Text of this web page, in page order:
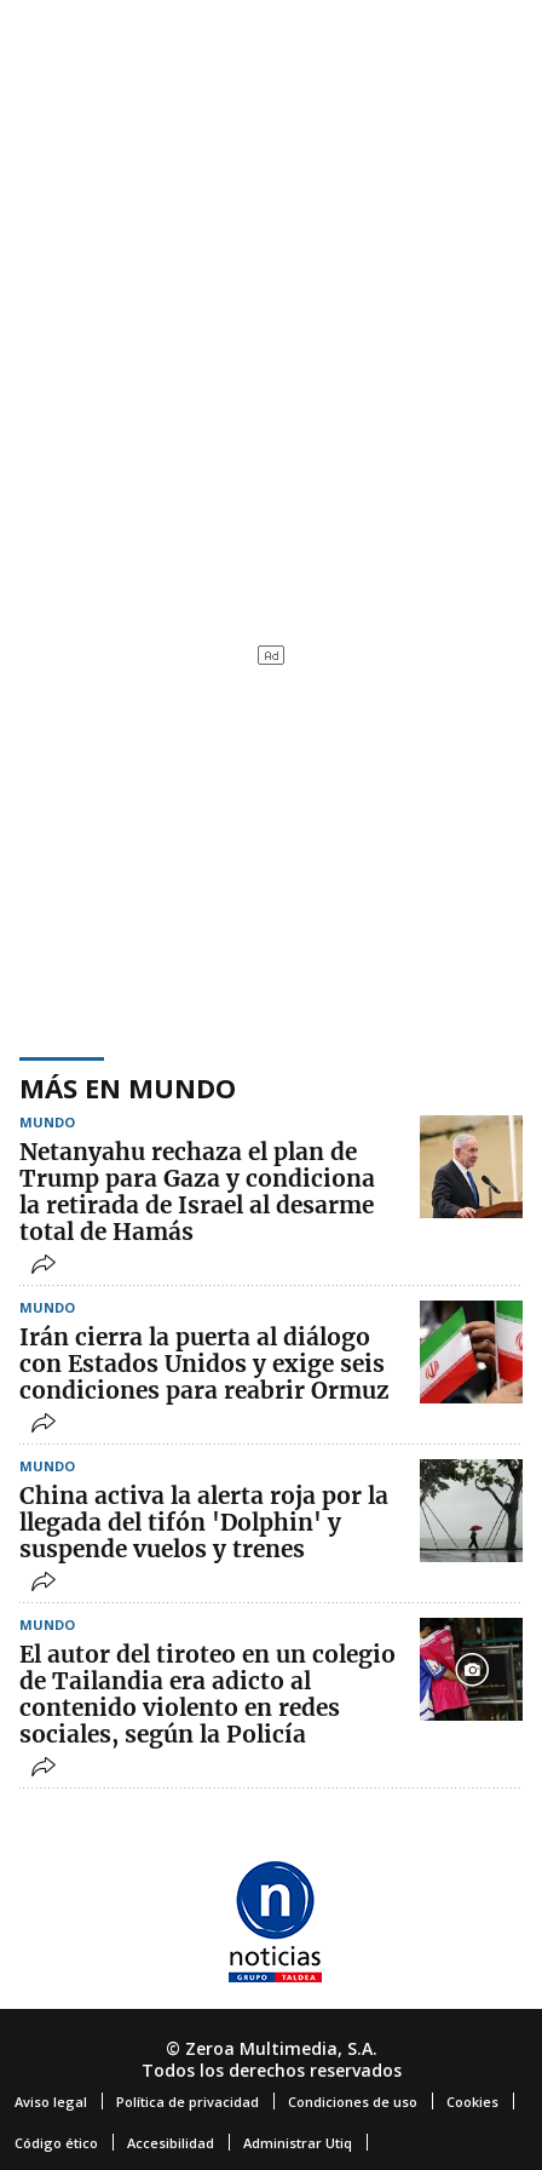
MÁS EN MUNDO
MUNDO
Netanyahu rechaza el plan de
Trump para Gaza y condiciona
la retirada de Israel al desarme
total de Hamás
MUNDO
Irán cierra la puerta al diálogo
con Estados Unidos y exige seis
condiciones para reabrir Ormuz
MUNDO
China activa la alerta roja por la
llegada del tifón 'Dolphin' y
suspende vuelos y trenes
MUNDO
El autor del tiroteo en un colegio
de Tailandia era adicto al
contenido violento en redes
sociales, según la Policía
© Zeroa Multimedia, S.A.
Todos los derechos reservados
Aviso legal Política de privacidad Condiciones de uso Cookies
Código ético Accesibilidad Administrar Utiq